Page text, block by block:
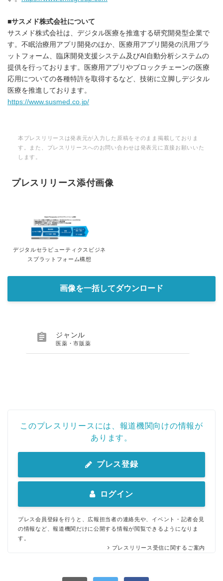
■サスメド株式会社について
サスメド株式会社は、デジタル医療を推進する研究開発型企業で
す。不眠治療用アプリ開発のほか、医療用アプリ開発の汎用プラ
ットフォーム、臨床開発支援システム及びAI自動分析システムの
提供を行っております。医療用アプリやブロックチェーンの医療
応用についての各種特許を取得するなど、技術に立脚しデジタル
医療を推進しております。
https://www.susmed.co.jp/
本プレスリリースは発表元が入力した原稿をそのまま掲載しておりま
す。また、プレスリリースへのお問い合わせは発表元に直接お願いいた
します。
プレスリリース添付画像
デジタルセラピューティクスビジネ
スプラットフォーム構想
画像を一括してダウンロード
 ジャンル
医薬・市販薬
このプレスリリースには、報道機関向けの情報が
あります。
プレス登録
ログイン
プレス会員登録を行うと、広報担当者の連絡先や、イベント・記者会見
の情報など、報道機関だけに公開する情報が閲覧できるようになりま
す。
プレスリリース受信に関するご案内